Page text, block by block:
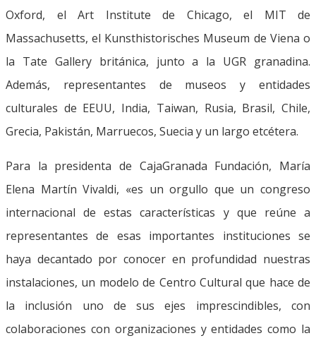
Oxford, el Art Institute de Chicago, el MIT de
Massachusetts, el Kunsthistorisches Museum de Viena o
la Tate Gallery británica, junto a la UGR granadina.
Además, representantes de museos y entidades
culturales de EEUU, India, Taiwan, Rusia, Brasil, Chile,
Grecia, Pakistán, Marruecos, Suecia y un largo etcétera.
Para la presidenta de CajaGranada Fundación, María
Elena Martín Vivaldi, «es un orgullo que un congreso
internacional de estas características y que reúne a
representantes de esas importantes instituciones se
haya decantado por conocer en profundidad nuestras
instalaciones, un modelo de Centro Cultural que hace de
la inclusión uno de sus ejes imprescindibles, con
colaboraciones con organizaciones y entidades como la